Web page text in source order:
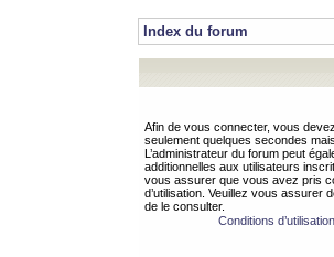
Index du forum
Afin de vous connecter, vous
seulement quelques secondes
L’administrateur du forum peut
additionnelles aux utilisateurs
vous assurer que vous avez pris
d’utilisation. Veuillez vous assurer
de le consulter.
Conditions d’utilisation